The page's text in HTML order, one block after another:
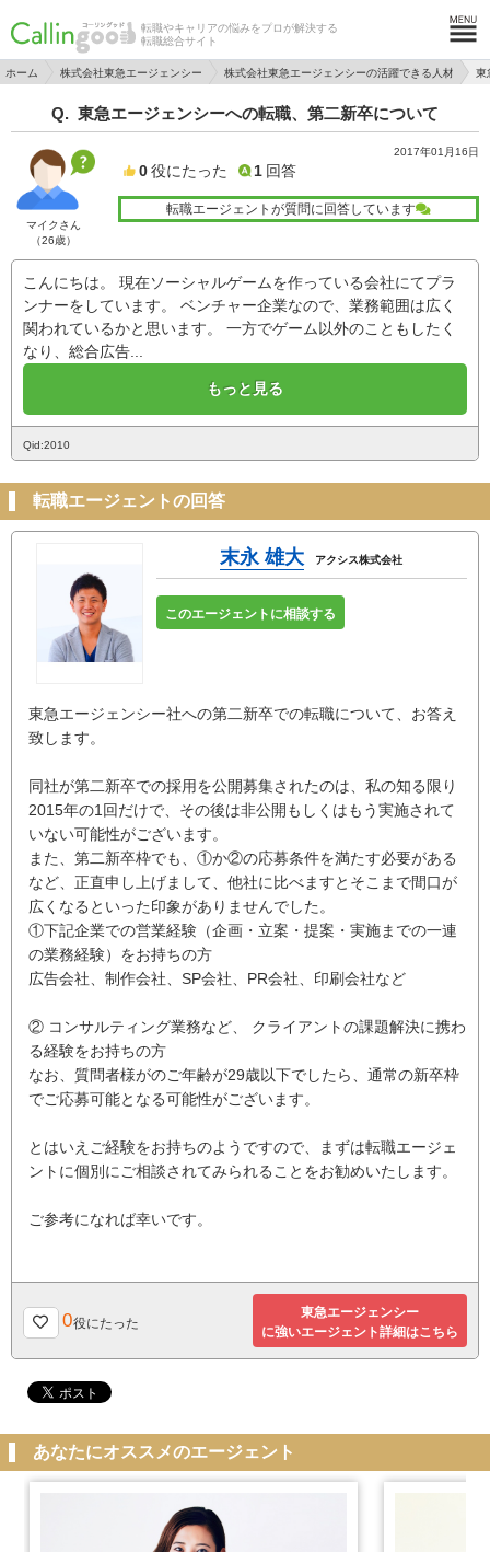
転職やキャリアの悩みをプロが解決する
転職総合サイト
ホーム 株式会社東急エージェンシー 株式会社東急エージェンシーの活躍できる人材 東
東急エージェンシーへの転職、第二新卒について
マイクさん
（26歳）
2017年01月16日
0 役にたった 1 回答
転職エージェントが質問に回答しています
こんにちは。 現在ソーシャルゲームを作っている会社にてプラ
ンナーをしています。 ベンチャー企業なので、業務範囲は広く
関われているかと思います。 一方でゲーム以外のこともしたく
なり、総合広告...
もっと見る
Qid:2010
転職エージェントの回答
末永 雄大 アクシス株式会社
このエージェントに相談する
東急エージェンシー社への第二新卒での転職について、お答え
致します。
同社が第二新卒での採用を公開募集されたのは、私の知る限り
2015年の1回だけで、その後は非公開もしくはもう実施されて
いない可能性がございます。
また、第二新卒枠でも、①か②の応募条件を満たす必要がある
など、正直申し上げまして、他社に比べますとそこまで間口が
広くなるといった印象がありませんでした。
①下記企業での営業経験（企画・立案・提案・実施までの一連
の業務経験）をお持ちの方
広告会社、制作会社、SP会社、PR会社、印刷会社など
② コンサルティング業務など、 クライアントの課題解決に携わ
る経験をお持ちの方
なお、質問者様がのご年齢が29歳以下でしたら、通常の新卒枠
でご応募可能となる可能性がございます。
とはいえご経験をお持ちのようですので、まずは転職エージェ
ントに個別にご相談されてみられることをお勧めいたします。
ご参考になれば幸いです。
0役にたった
東急エージェンシー
に強いエージェント詳細はこちら
あなたにオススメのエージェント